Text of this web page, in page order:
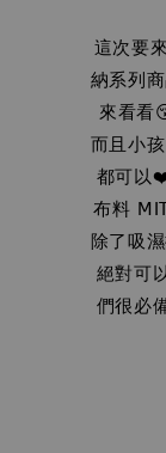
這次要
納系列
來看看
而且小
都可以
布料
除了吸
絕對可
們很必